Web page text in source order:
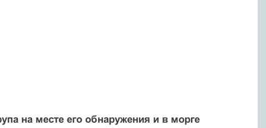
на месте его обнаружения и в морге